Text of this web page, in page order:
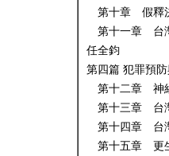
第十章 假釋
第十一章 台灣
任全鈞
第四篇 犯罪預
第十二章 神
第十三章 台
第十四章 台
第十五章 更